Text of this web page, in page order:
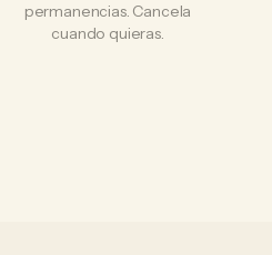
permanencias. Cancela
cuando quieras.